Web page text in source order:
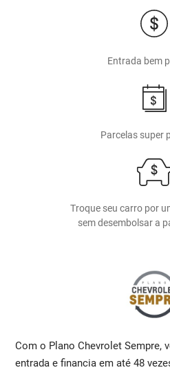
Entrada bem
Parcelas super
Troque seu carro por
sem desembolsar a
Com o Plano Chevrolet Sempre,
entrada e financia em até 48